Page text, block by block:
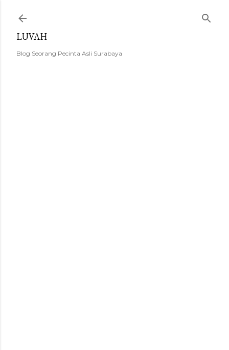
LUVAH
Blog Seorang Pecinta Asli Surabaya